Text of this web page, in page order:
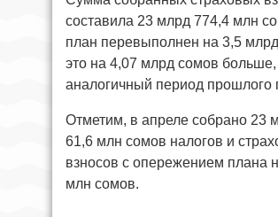
составила 23 млрд 774,4 млн
план перевыполнен на 3,5
это на 4,07 млрд сомов больше,
аналогичный период прошлого
Отметим, в апреле собрано 23
61,6 млн сомов налогов и
взносов с опережением плана
млн сомов.